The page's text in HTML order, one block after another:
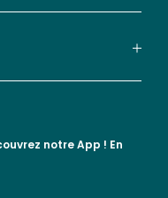
notre App ! En